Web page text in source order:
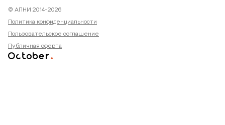
© АПНИ 2014-2026
Политика конфиденциальности
Пользовательское соглашение
Публичная оферта